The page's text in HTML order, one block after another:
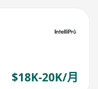
$18K-20K/月